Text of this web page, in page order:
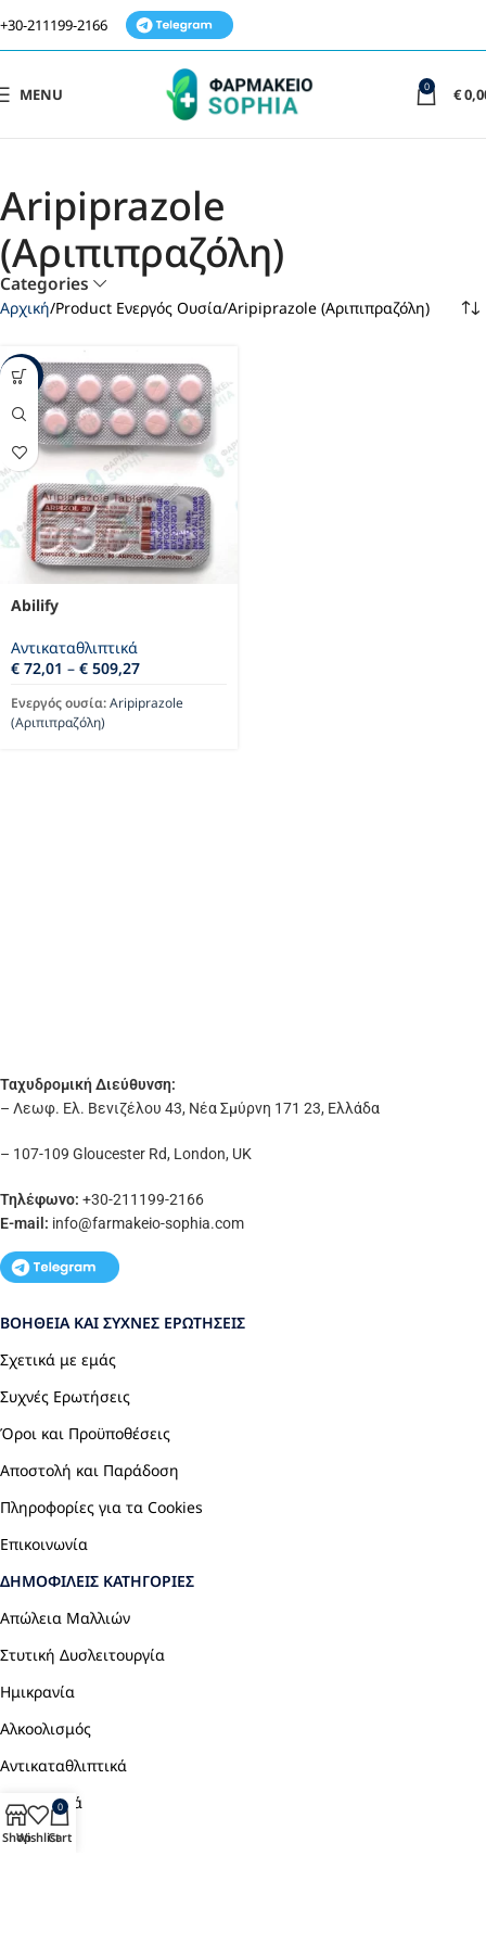
+30-211199-2166
MENU 0 €
Aripiprazole
(Αριπιπραζόλη)
Categories
Αρχική Product Ενεργός Ουσία Aripiprazole (Αριπιπραζόλη)
-59%
Abilify
Αντικαταθλιπτικά
€ 72,01 – € 509,27
Ενεργός ουσία:Aripiprazole
(Αριπιπραζόλη)
Ταχυδρομική Διεύθυνση:
– Λεωφ. Ελ. Βενιζέλου 43, Νέα Σμύρνη 171 23, Ελλάδα
– 107-109 Gloucester Rd, London, UK
Τηλέφωνο: +30-211199-2166
E-mail: info@farmakeio-sophia.com
ΒΟΉΘΕΙΑ ΚΑΙ ΣΥΧΝΈΣ ΕΡΩΤΉΣΕΙΣ
Σχετικά με εμάς
Συχνές Ερωτήσεις
Όροι και Προϋποθέσεις
Αποστολή και Παράδοση
Πληροφορίες για τα Cookies
Επικοινωνία
ΔΗΜΟΦΙΛΕΊΣ ΚΑΤΗΓΟΡΊΕΣ
Απώλεια Μαλλιών
Στυτική Δυσλειτουργία
Ημικρανία
Αλκοολισμός
Αντικαταθλιπτικά
Αναλγητικά
ShopWishlist
0
Cart